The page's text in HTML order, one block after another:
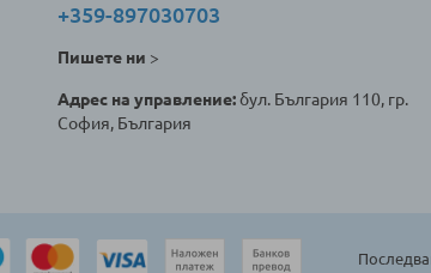
+359-897030703
Пишете ни >
Адрес на управление:бул. България 110, гр.
София, България